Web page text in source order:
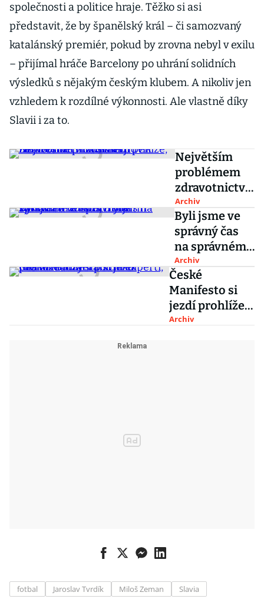
společnosti a politice hraje. Těžko si asi
představit, že by španělský král – či samozvaný
katalánský premiér, pokud by zrovna nebyl v exilu
– přijímal hráče Barcelony po uhrání solidních
výsledků s nějakým českým klubem. A nikoliv jen
vzhledem k rozdílné výkonnosti. Ale vlastně díky
Slavii i za to.
Největším
problémem
zdravotnictví
zůstávají
peníze, říká
ředitel
motolské
nemocnice
Miloslav
Ludvík
Archiv
Byli jsme ve
správný čas
na správném
místě, říkají
zakladatelé
Mixitu Martin
Wallner a
Tomáš Huber
Archiv
České
Manifesto si
jezdí prohlížet
i zahraniční
Archiv
fotbal Jaroslav Tvrdík Miloš Zeman Slavia